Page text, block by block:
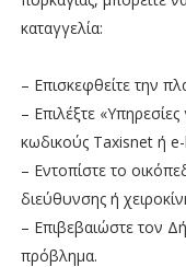
καταγγελία:
– Επισκεφθείτε την
– Επιλέξτε
κωδικούς Taxisnet ή
– Εντοπίστε το
διεύθυνσης ή
– Επιβεβαιώστε τον
πρόβλημα.